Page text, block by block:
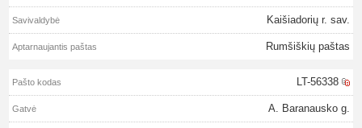
Kaišiadorių r. sav.
Rumšiškių paštas
LT-56338
A. Baranausko g.